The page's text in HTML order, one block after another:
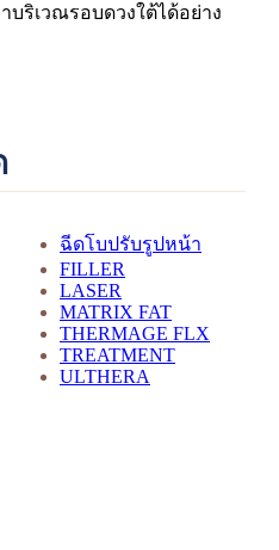
ริเวณรอบดวงใต้ได้อย่าง
ฉีดโบปรับรูปหน้า
FILLER
LASER
MATRIX FAT
THERMAGE FLX
TREATMENT
ULTHERA